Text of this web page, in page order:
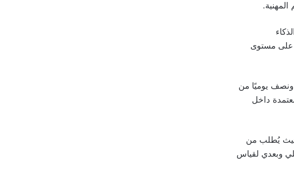
عملية قابلة للتنفيذ. وقد درّب هذا الأخير أكثر من 7000 إطار على مستوى
ونصف يوميًا من
المعتمدة داخل
حيث يُطلب من
وبعدي لقياس